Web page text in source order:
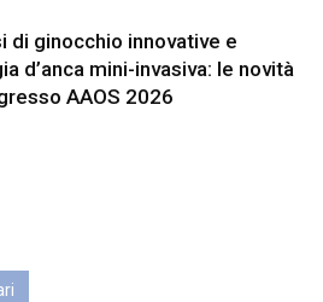
di ginocchio innovative e
d’anca mini-invasiva: le novità
AAOS 2026